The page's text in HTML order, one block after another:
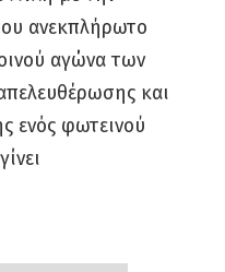
ανεκπλήρωτο
αγώνα των
και
ενός φωτεινού